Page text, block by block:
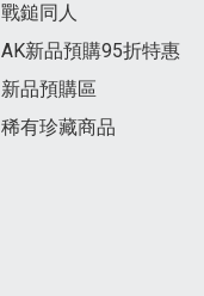
戰鎚同人
AK新品預購95折特惠
新品預購區
稀有珍藏商品